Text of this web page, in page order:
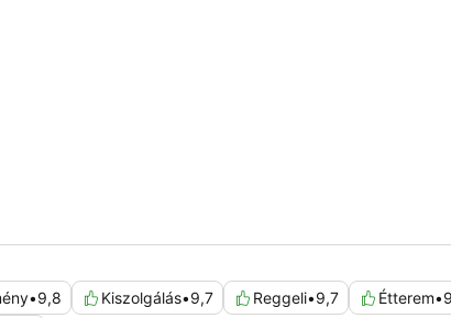
•9,8 Kiszolgálás•9,7 Reggeli•9,7 Étterem•